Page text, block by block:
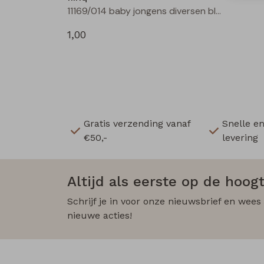
11169/014 baby jongens diversen bleu
1,00
Gratis verzending vanaf
€50,-
Snelle
levering
Altijd als eerste op de
Schrijf je in voor onze nieuwsbrief en
nieuwe acties!